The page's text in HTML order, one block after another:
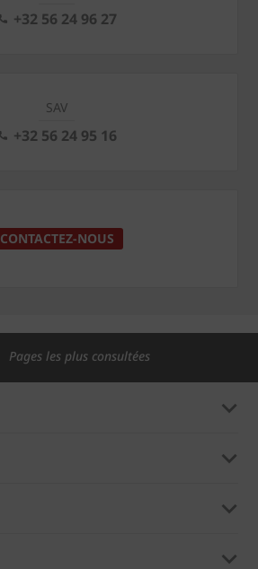
+32 56 24 96 27
SAV
+32 56 24 95 16
CONTACTEZ-NOUS
Pages les plus consultées